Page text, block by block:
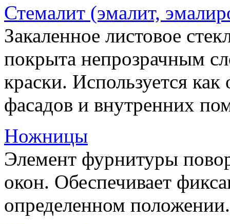
Стемалит (эмалит,
Закаленное листовое
покрыта непрозрачным
краски. Используется
фасадов и внутренних
Ножницы
Элемент фурнитуры
окон. Обеспечивает
определенном положении.